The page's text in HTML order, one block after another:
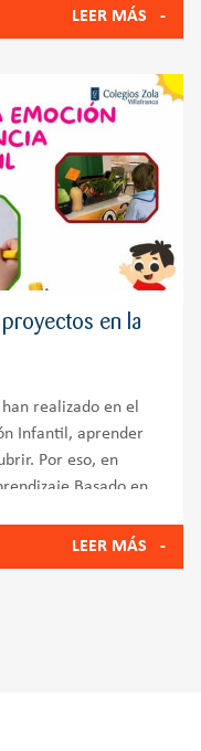
y Tale-Bot Pro.
LEER MÁS
en la
realizado en el
Infantil, aprender
Por eso, en
Basado en
LEER MÁS